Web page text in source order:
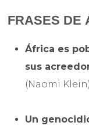
FRASES DE
África es
sus
(Naomi Klein)
Un